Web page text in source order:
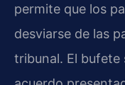
permite que los
desviarse de las
tribunal. El bufete